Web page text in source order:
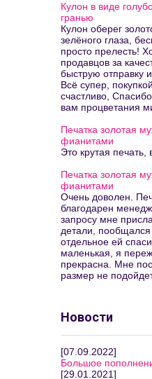
Кулон в виде
гранью
Кулон оберег
зелёного глаза,
просто прелесть!
продавцов за
быструю отправку
Всё супер,
счастливо,
вам процветания
Печатка золотая
фианитами
Это крутая печать,
Печатка золотая
фианитами
Очень доволен.
благодарен
запросу мне
детали,
отдельное ей
маленькая, я
прекрасна. Мне
размер не
Новости
[07.09.2022]
Большое
[29.01.2021]